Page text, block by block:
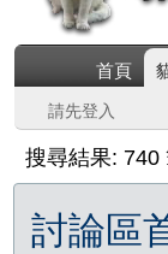
首頁
請先登入
搜尋結果: 740
討論區